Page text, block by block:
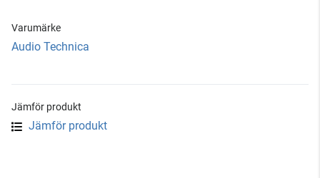
Varumärke
Audio Technica
Jämför produkt
Jämför produkt